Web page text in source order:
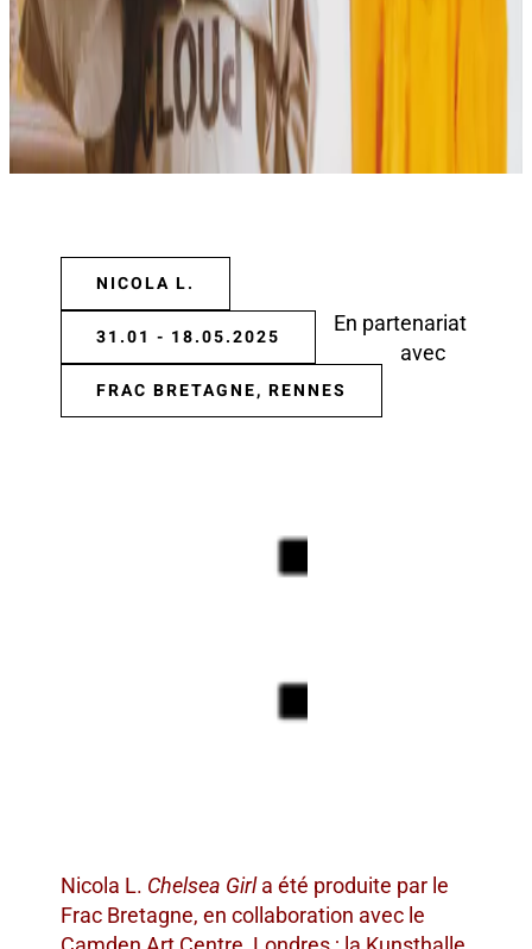
NICOLA L.
31.01 - 18.05.2025
FRAC BRETAGNE, RENNES
En partenariat
avec
Nicola L. Chelsea Girla été produite par le
Frac Bretagne, en collaboration avec le